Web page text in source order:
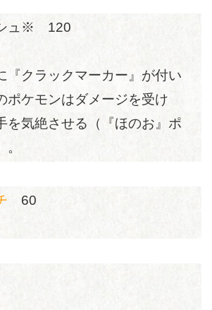
シュ※ 120
『クラックマーカー』が付い
ポケモンはダメージを受け
を気絶させる（『ほのお』ポ
60